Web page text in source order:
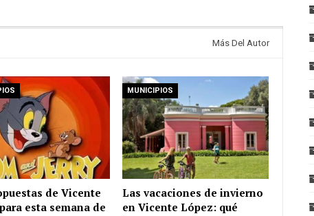
Más Del Autor
de Vicente
esta semana de
MUNICIPIOS
Las vacaciones de invierno
en Vicente López: qué